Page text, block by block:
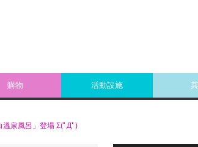
購物 活動設施
溫泉風呂」登場 Σ(ﾟДﾟ)